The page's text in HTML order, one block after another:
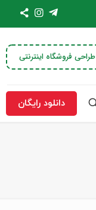
طراحی فروشگاه اینترنتی
دانلود رایگان